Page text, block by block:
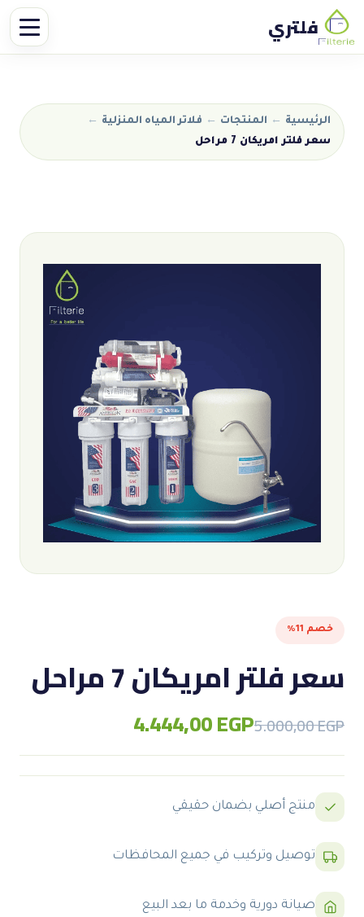
فلتري
الرئيسية ← المنتجات ← فلاتر المياه المنزلية ←
سعر فلتر امريكان 7 مراحل
خصم 11%
سعر فلتر امريكان 7 مراحل
5.000,00EGP
Original
was:
5.000,00 EGP.
4.444,00EGP
Current
is:
4.444,00 EGP.
منتج أصلي بضمان حقيقي
توصيل وتركيب في جميع المحافظات
صيانة دورية وخدمة ما بعد البيع